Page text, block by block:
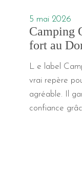
5 mai 2026
Camping
fort au
L e label
vrai repère
agréable. Il
confiance